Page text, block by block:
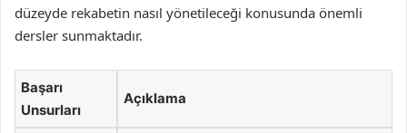
düzeyde rekabetin nasıl yönetileceği konusunda önemli
dersler sunmaktadır.
Başarı
Unsurları
Açıklama